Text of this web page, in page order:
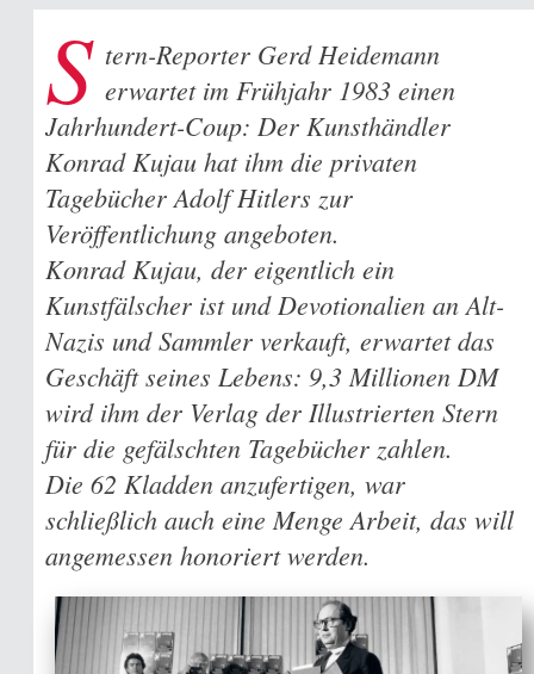
S tern-Reporter Gerd Heidemann
erwartet im Frühjahr 1983 einen
Jahrhundert-Coup: Der Kunsthändler
Konrad Kujau hat ihm die privaten
Tagebücher Adolf Hitlers zur
Veröffentlichung angeboten.
Konrad Kujau, der eigentlich ein
Kunstfälscher ist und Devotionalien an Alt-
Nazis und Sammler verkauft, erwartet das
Geschäft seines Lebens: 9,3 Millionen DM
wird ihm der Verlag der Illustrierten Stern
für die gefälschten Tagebücher zahlen.
Die 62 Kladden anzufertigen, war
schließlich auch eine Menge Arbeit, das will
angemessen honoriert werden.